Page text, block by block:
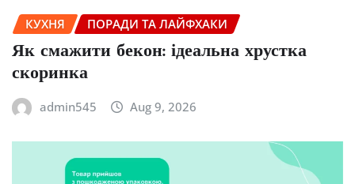
КУХНЯ ПОРАДИ ТА ЛАЙФХАКИ
Як смажити бекон: ідеальна хрустка
скоринка
admin545 Aug 9, 2026